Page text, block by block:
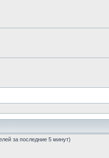
за последние 5 минут)